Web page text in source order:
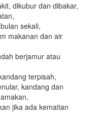
dikubur dan dibakar,
sekali,
makanan dan air
berjamur atau
terpisah,
kandang dan
jika ada kematian